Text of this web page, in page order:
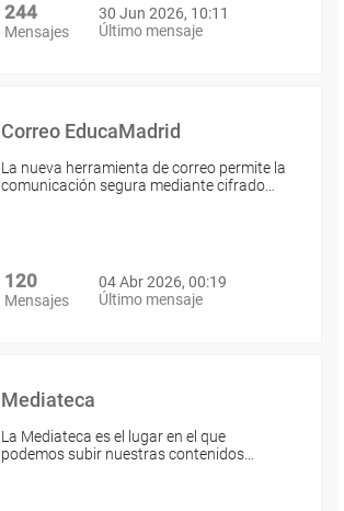
244
Mensajes
30 Jun 2026, 10:11
Último mensaje
Correo EducaMadrid
La nueva herramienta de correo permite la
comunicación segura mediante cifrado…
120
Mensajes
04 Abr 2026, 00:19
Último mensaje
Mediateca
La Mediateca es el lugar en el que
podemos subir nuestras contenidos…